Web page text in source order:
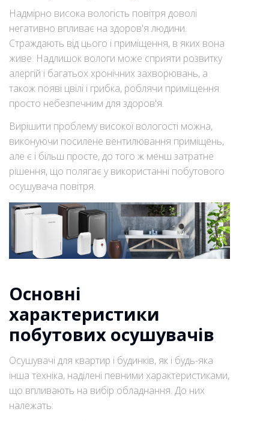
Надмірно висока вологість повітря доволі
негативно впливає на здоров'я людини.
Страждають від цього і приміщення, в яких вона
живе. Надлишок вологи може сприяти розвитку
алергій і багатьох хронічних захворювань, а
також появі цвілі і грибка, роблячи приміщення
просто небезпечним для здоров'я.
Вирішити проблему високої вологості можна,
виконуючи посилене вентилювання приміщень,
але є і більш просте, до того ж менш затратне
рішення, що полягає у використанні побутового
осушувача повітря.
Основні
характеристики
побутових осушувачів
Осушувачі для квартир і будинків, як і будь-яка
інша техніка, наділені певними характеристиками,
що впливають на вибір обладнання. До них
належать: